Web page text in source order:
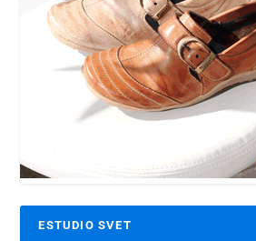
ESTUDIO SVET